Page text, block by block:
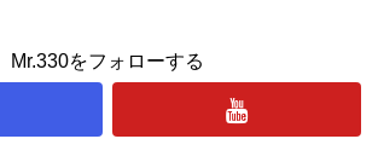
Mr.330をフォローする